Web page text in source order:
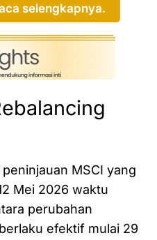
selengkapnya.
MSCI yang
Mei 2026 waktu
perubahan
efektif mulai 29